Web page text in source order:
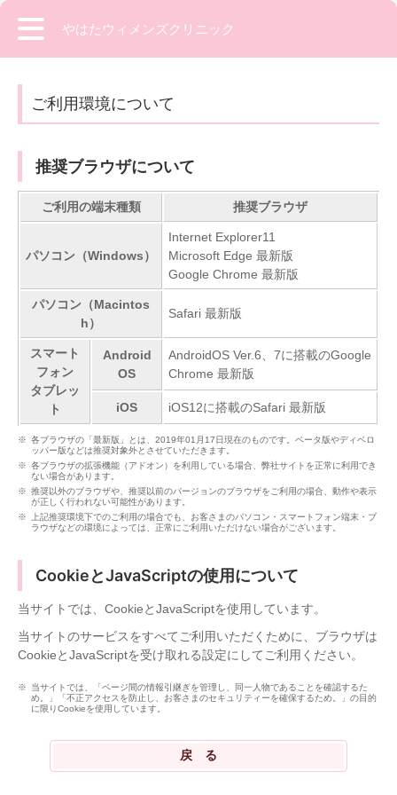
やはたウィメンズクリニック
ご利用環境について
推奨ブラウザについて
ご利用の端末種類 推奨ブラウザ
パソコン（Windows）
Internet Explorer11
Microsoft Edge 最新版
Google Chrome 最新版
パソコン（Macintos
h）
Safari 最新版
スマート
フォン
タブレッ
ト
Android
OS
AndroidOS Ver.6、7に搭載のGoogle
Chrome 最新版
iOS iOS12に搭載のSafari 最新版
各ブラウザの「最新版」とは、2019年01月17日現在のものです。ベータ版やディベロ
ッパー版などは推奨対象外とさせていただきます。
各ブラウザの拡張機能（アドオン）を利用している場合、弊社サイトを正常に利用でき
ない場合があります。
推奨以外のブラウザや、推奨以前のバージョンのブラウザをご利用の場合、動作や表示
が正しく行われない可能性があります。
上記推奨環境下でのご利用の場合でも、お客さまのパソコン・スマートフォン端末・ブ
ラウザなどの環境によっては、正常にご利用いただけない場合がございます。
CookieとJavaScriptの使用について
当サイトでは、CookieとJavaScriptを使用しています。
当サイトのサービスをすべてご利用いただくために、ブラウザは
CookieとJavaScriptを受け取れる設定にしてご利用ください。
当サイトでは、「ページ間の情報引継ぎを管理し、同一人物であることを確認するた
め。」「不正アクセスを防止し、お客さまのセキュリティーを確保するため。」の目的
に限りCookieを使用しています。